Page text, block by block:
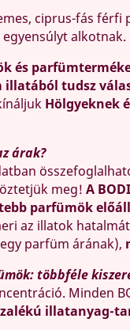
ciprus-fás férfi
alkotnak.
és
illatából tudsz
Hölgyeknek
árak?
meg! A
parfümök
az illatok
parfüm árának),
többféle
Minden
illatanyag-